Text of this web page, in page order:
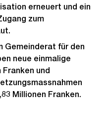
erneuert und ein
zum
Gemeinderat für den
neue einmalige
Franken und
Millionen Franken.